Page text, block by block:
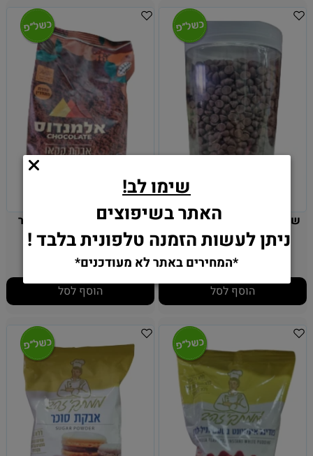
שוקולד צ'יפס מריר - פרלין -
500 גרם
₪39
הוסף לסל
קקאו מובחר 400 גרם כשר
לפסח
₪39
הוסף לסל
שימו לב!
האתר בשיפוצים
ניתן לעשות הזמנה טלפונית בלבד !
*המחירים באתר לא מעודכנים*